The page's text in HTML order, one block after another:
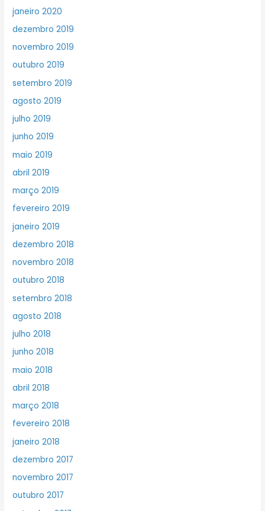
janeiro 2020
dezembro 2019
novembro 2019
outubro 2019
setembro 2019
agosto 2019
julho 2019
junho 2019
maio 2019
abril 2019
março 2019
fevereiro 2019
janeiro 2019
dezembro 2018
novembro 2018
outubro 2018
setembro 2018
agosto 2018
julho 2018
junho 2018
maio 2018
abril 2018
março 2018
fevereiro 2018
janeiro 2018
dezembro 2017
novembro 2017
outubro 2017